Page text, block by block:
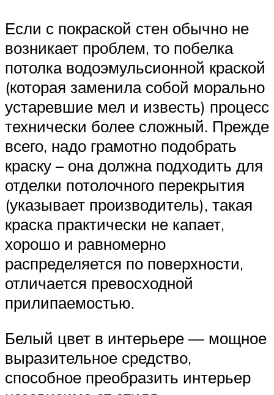
Если с покраской стен обычно не
возникает проблем, то побелка
потолка водоэмульсионной краской
(которая заменила собой морально
устаревшие мел и известь) процесс
технически более сложный. Прежде
всего, надо грамотно подобрать
краску – она должна подходить для
отделки потолочного перекрытия
(указывает производитель), такая
краска практически не капает,
хорошо и равномерно
распределяется по поверхности,
отличается превосходной
прилипаемостью.
Белый цвет в интерьере — мощное
выразительное средство,
способное преобразить интерьер